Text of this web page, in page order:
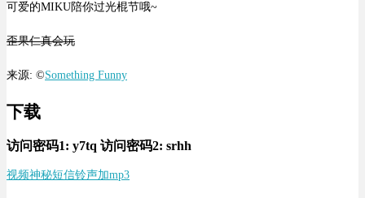
可爱的MIKU陪你过光棍节哦~
歪果仁真会玩
来源: ©Something Funny
下载
访问密码1: y7tq 访问密码2: srhh
视频神秘短信铃声加mp3